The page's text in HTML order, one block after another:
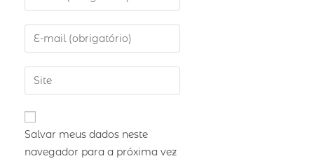
Salvar meus dados neste
navegador para a próxima vez